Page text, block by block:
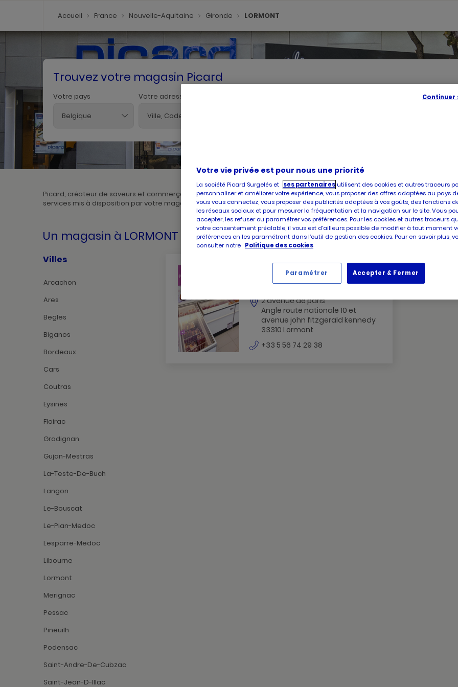
Accueil France Nouvelle-Aquitaine Gironde LORMONT
Trouvez votre magasin Picard
Votre pays
Belgique
Votre adresse
Picard, créateur de saveurs et commerçant de proximité, vous accueille dans l'un de ses magasins à LORMONT. Prenez
services mis à disposition par votre magasin. Pour l'achat et la livraison de produits surgelés de qualité, faites confiance à
Un magasin à LORMONT
Villes
Arcachon
Ares
Begles
Biganos
Bordeaux
Cars
Coutras
Eysines
Floirac
Gradignan
Gujan-Mestras
La-Teste-De-Buch
Langon
Le-Bouscat
Le-Pian-Medoc
Lesparre-Medoc
Libourne
Lormont
Merignac
Pessac
Pineuilh
Podensac
Saint-Andre-De-Cubzac
Saint-Jean-D-Illac
LORMONT
Picard Lormont
Ouvert jusqu'à 19:30
2 avenue de paris
Angle route nationale 10 et
avenue john fitzgerald kennedy
33310 Lormont
+33 5 56 74 29 38
Votre vie privée est pour nous une priorité
La société Picard Surgelés et ses partenairesutilisent des cookies et autres traceurs
personnaliser et améliorer votre expérience, vous proposer des offres adaptées au pays
vous vous connectez, vous proposer des publicités adaptées à vos goûts, des fonctions
les réseaux sociaux et pour mesurer la fréquentation et la navigation sur le site. Vous
accepter, les refuser ou paramétrer vos préférences. Pour les cookies et autres traceurs
votre consentement préalable, il vous est d’ailleurs possible de modifier à tout moment
préférences en les paramétrant dans l’outil de gestion des cookies. Pour en savoir plus,
consulter notre Politique des cookies
Accepter & Fermer
Paramétrer
Continuer